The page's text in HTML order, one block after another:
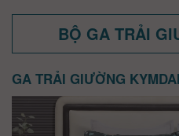
BỘ GA TRẢI
GA TRẢI GIƯỜNG